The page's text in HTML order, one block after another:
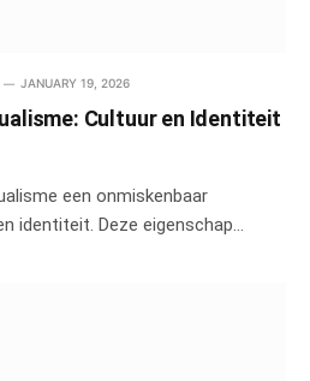
JANUARY 19, 2026
Cultuur en Identiteit
een onmiskenbaar
identiteit. Deze eigenschap…